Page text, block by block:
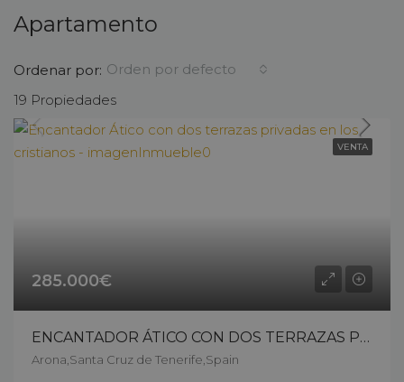
Apartamento
19 Propiedades
Ordenar por: Orden por defecto
VENTA
285.000€
ENCANTADOR ÁTICO CON DOS TERRAZAS PRIVADAS EN LOS CRISTIANOS – 15707ck226
Arona,Santa Cruz de Tenerife,Spain